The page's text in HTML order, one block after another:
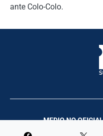
ante Colo-Colo.
MEDIO NO
Palco